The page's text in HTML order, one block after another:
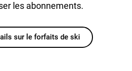
les abonnements.
sur le forfaits de ski